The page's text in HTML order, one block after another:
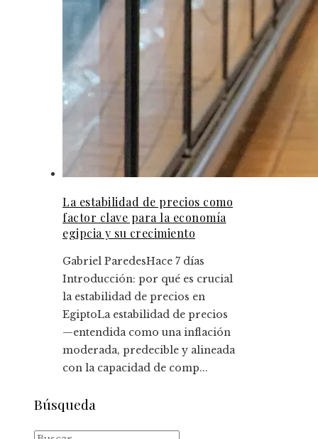
La estabilidad de precios como
factor clave para la economía
egipcia y su crecimiento
Gabriel ParedesHace 7 días
Introducción: por qué es crucial
la estabilidad de precios en
EgiptoLa estabilidad de precios
—entendida como una inflación
moderada, predecible y alineada
con la capacidad de comp...
Búsqueda